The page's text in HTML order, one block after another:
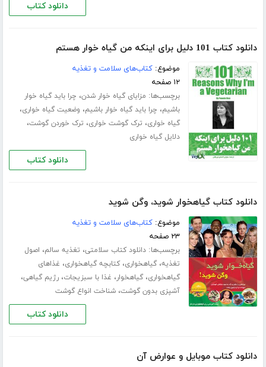
دانلود کتاب
دانلود کتاب 101 دلیل برای اینکه من گیاه خوار هستم
موضوع:کتاب‌های سلامت و تغذیه
۱۲ صفحه
برچسب‌ها: مزایای گیاه خوار شدن، چرا باید گیاه خوار
باشیم، چرا باید گیاه خوار باشیم، وضعیت گیاه خواری،
گیاه خواری، ترک گوشت خواری، ترک خوردن گوشت،
دلایل گیاه خواری
دانلود کتاب
دانلود کتاب گیاهخوار شوید، وگن شوید
موضوع:کتاب‌های سلامت و تغذیه
۲۳ صفحه
برچسب‌ها:دانلود کتاب سلامتی، تغذیه سالم، اصول
تغذیه،گیاهخواری،کتابچه گیاهخواری، غذاهای
گیاهخواری،گیاهخوار، غذا با سبزیجات،رژیم گیاهی،
آشپزی بدون گوشت،شناخت انواع گوشت
دانلود کتاب
دانلود کتاب موبایل و عوارض آن